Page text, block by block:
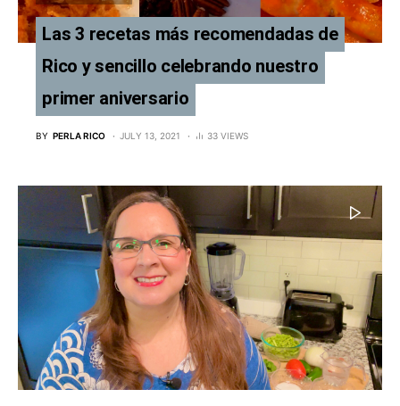
Las 3 recetas más recomendadas de
Rico y sencillo celebrando nuestro
primer aniversario
BY PERLA RICO JULY 13, 2021 33 VIEWS